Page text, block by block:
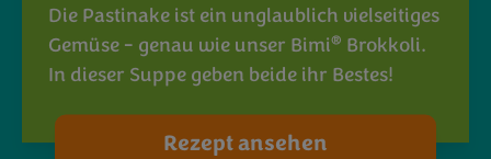
Die Pastinake ist ein unglaublich vielseitiges
Gemüse - genau wie unser Bimi® Brokkoli.
In dieser Suppe geben beide ihr Bestes!
Rezept ansehen